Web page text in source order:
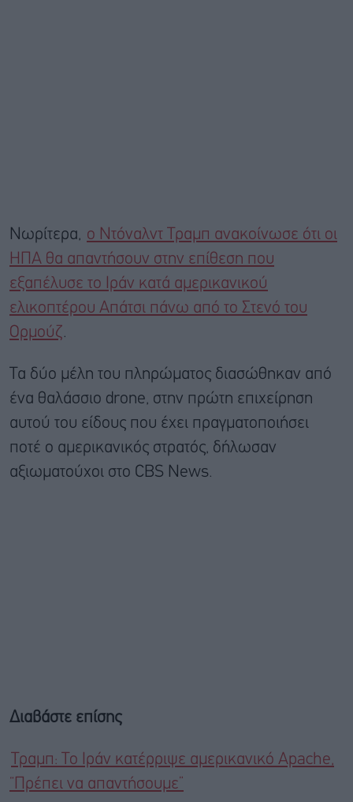
Νωρίτερα,
ο Ντόναλντ Τραμπ ανακοίνωσε ότι οι
ΗΠΑ θα απαντήσουν στην επίθεση που
εξαπέλυσε το Ιράν κατά αμερικανικού
ελικοπτέρου Aπάτσι πάνω από το Στενό του
Ορμούζ .
Τα δύο μέλη του πληρώματος διασώθηκαν από
ένα θαλάσσιο drone, στην πρώτη επιχείρηση
αυτού του είδους που έχει πραγματοποιήσει
ποτέ ο αμερικανικός στρατός, δήλωσαν
αξιωματούχοι στο CBS News.
Διαβάστε επίσης
Τραμπ: Το Ιράν κατέρριψε αμερικανικό Apache,
“Πρέπει να απαντήσουμε”